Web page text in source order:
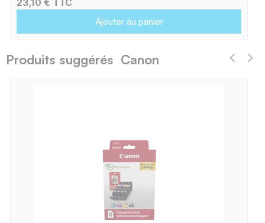
23,10 € TTC
Ajouter au panier
Produits suggérés Canon